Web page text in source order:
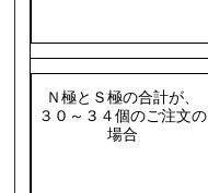
Ｎ極とＳ極の合計が、
３０～３４個のご注文の
場合